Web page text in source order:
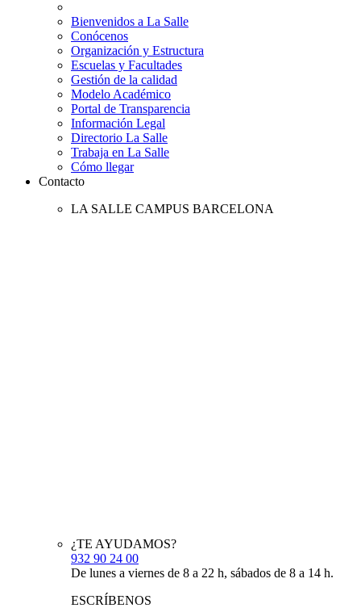
Bienvenidos a La Salle
Conócenos
Organización y Estructura
Escuelas y Facultades
Gestión de la calidad
Modelo Académico
Portal de Transparencia
Información Legal
Directorio La Salle
Trabaja en La Salle
Cómo llegar
Contacto
LA SALLE CAMPUS BARCELONA
¿TE AYUDAMOS?
932 90 24 00
De lunes a viernes de 8 a 22 h, sábados de 8 a 14 h.
ESCRÍBENOS